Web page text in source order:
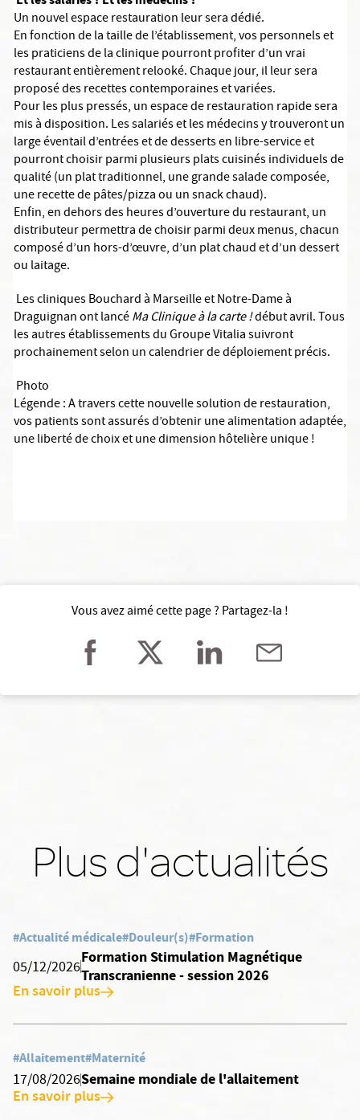
Un nouvel espace restauration leur sera dédié.
En fonction de la taille de l’établissement, vos personnels et
les praticiens de la clinique pourront profiter d’un vrai
restaurant entièrement relooké. Chaque jour, il leur sera
proposé des recettes contemporaines et variées.
Pour les plus pressés, un espace de restauration rapide sera
mis à disposition. Les salariés et les médecins y trouveront un
large éventail d’entrées et de desserts en libre-service et
pourront choisir parmi plusieurs plats cuisinés individuels de
qualité (un plat traditionnel, une grande salade composée,
une recette de pâtes/pizza ou un snack chaud).
Enfin, en dehors des heures d’ouverture du restaurant, un
distributeur permettra de choisir parmi deux menus, chacun
composé d’un hors-d’œuvre, d’un plat chaud et d’un dessert
ou laitage.
Les cliniques Bouchard à Marseille et Notre-Dame à
Draguignan ont lancéMa Clinique à la carte !début avril. Tous
les autres établissements du Groupe Vitalia suivront
prochainement selon un calendrier de déploiement précis.
Photo
Légende : A travers cette nouvelle solution de restauration,
vos patients sont assurés d’obtenir une alimentation adaptée,
une liberté de choix et une dimension hôtelière unique !
Vous avez aimé cette page ? Partagez-la !
Plus d'actualités
#Actualité médicale#Douleur(s)#Formation
05/12/2026
Formation Stimulation Magnétique
Transcranienne - session 2026
En savoir plus
#Allaitement#Maternité
17/08/2026Semaine mondiale de l'allaitement
En savoir plus